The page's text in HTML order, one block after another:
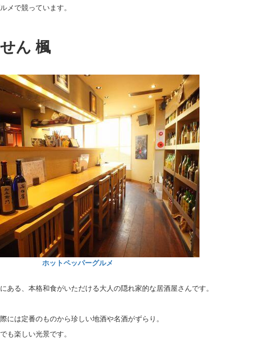
メで競っています。
ん 楓
ホットペッパーグルメ
ある、本格和食がいただける大人の隠れ家的な居酒屋さんです。
には定番のものから珍しい地酒や名酒がずらり。
も楽しい光景です。